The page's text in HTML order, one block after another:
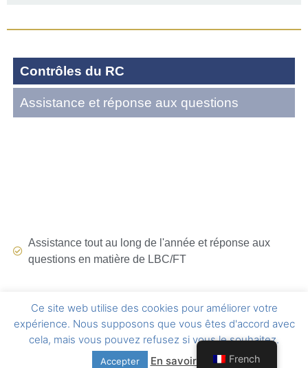
Contrôles du RC
Assistance et réponse aux questions
Assistance tout au long de l'année et réponse aux
questions en matière de LBC/FT
Ce site web utilise des cookies pour améliorer votre
expérience. Nous supposons que vous êtes d'accord avec
cela, mais vous pouvez refusez si vous le souhaitez.
Accepter En savoir plus French